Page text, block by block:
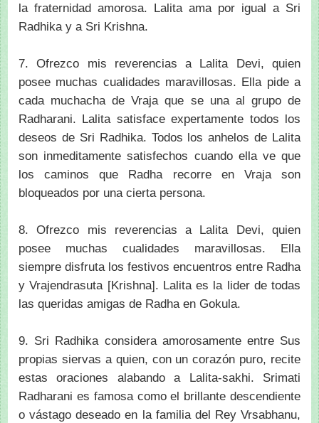
la fraternidad amorosa. Lalita ama por igual a Sri
Radhika y a Sri Krishna.
7. Ofrezco mis reverencias a Lalita Devi, quien
posee muchas cualidades maravillosas. Ella pide a
cada muchacha de Vraja que se una al grupo de
Radharani. Lalita satisface expertamente todos los
deseos de Sri Radhika. Todos los anhelos de Lalita
son inmeditamente satisfechos cuando ella ve que
los caminos que Radha recorre en Vraja son
bloqueados por una cierta persona.
8. Ofrezco mis reverencias a Lalita Devi, quien
posee muchas cualidades maravillosas. Ella
siempre disfruta los festivos encuentros entre Radha
y Vrajendrasuta [Krishna]. Lalita es la lider de todas
las queridas amigas de Radha en Gokula.
9. Sri Radhika considera amorosamente entre Sus
propias siervas a quien, con un corazón puro, recite
estas oraciones alabando a Lalita-sakhi. Srimati
Radharani es famosa como el brillante descendiente
o vástago deseado en la familia del Rey Vrsabhanu,